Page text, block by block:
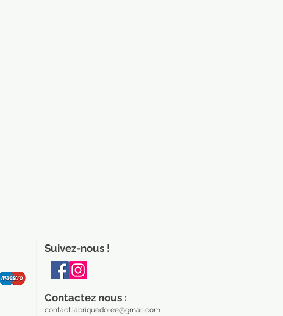
Suivez-nous !
Contactez nous :
contact.labriquedoree@gmail.com